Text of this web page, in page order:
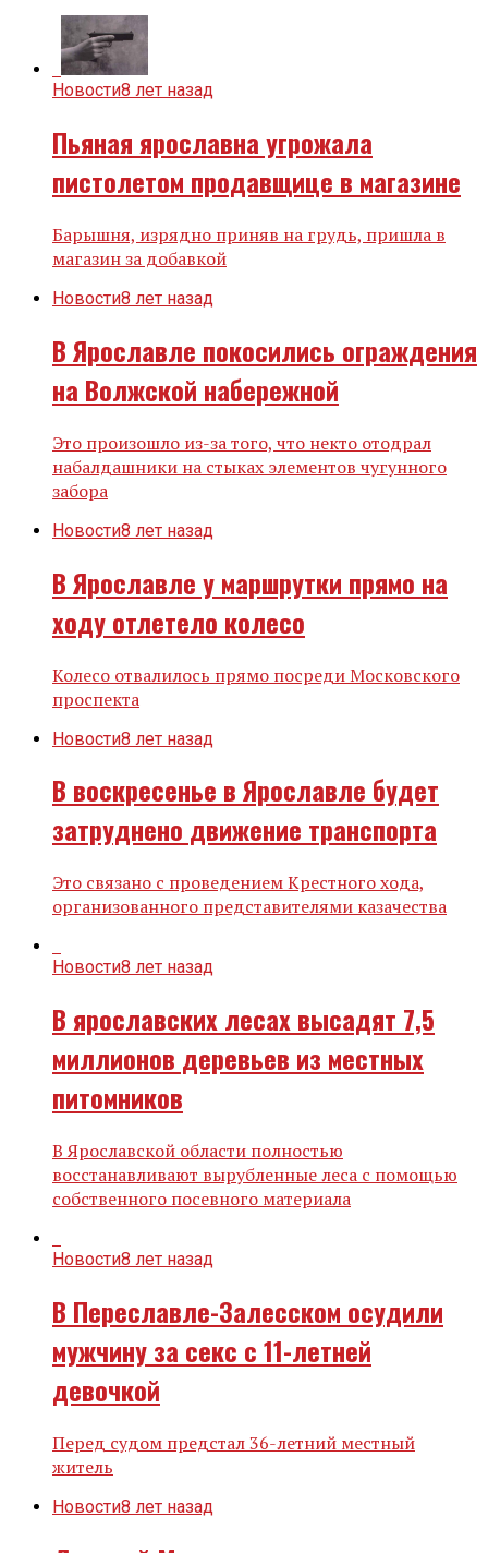
Новости8 лет назад
Пьяная ярославна угрожала
пистолетом продавщице в магазине
Барышня, изрядно приняв на грудь, пришла в
магазин за добавкой
Новости8 лет назад
В Ярославле покосились ограждения
на Волжской набережной
Это произошло из-за того, что некто отодрал
набалдашники на стыках элементов чугунного
забора
Новости8 лет назад
В Ярославле у маршрутки прямо на
ходу отлетело колесо
Колесо отвалилось прямо посреди Московского
проспекта
Новости8 лет назад
В воскресенье в Ярославле будет
затруднено движение транспорта
Это связано с проведением Крестного хода,
организованного представителями казачества
Новости8 лет назад
В ярославских лесах высадят 7,5
миллионов деревьев из местных
питомников
В Ярославской области полностью
восстанавливают вырубленные леса с помощью
собственного посевного материала
Новости8 лет назад
В Переславле-Залесском осудили
мужчину за секс с 11-летней
девочкой
Перед судом предстал 36-летний местный
житель
Новости8 лет назад